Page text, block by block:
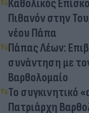
Καθολικός
Πιθανόν στην
νέου Πάπα
Πάπας Λέων:
συνάντηση με
Βαρθολομαίο
Το συγκινητικό
Πατριάρχη